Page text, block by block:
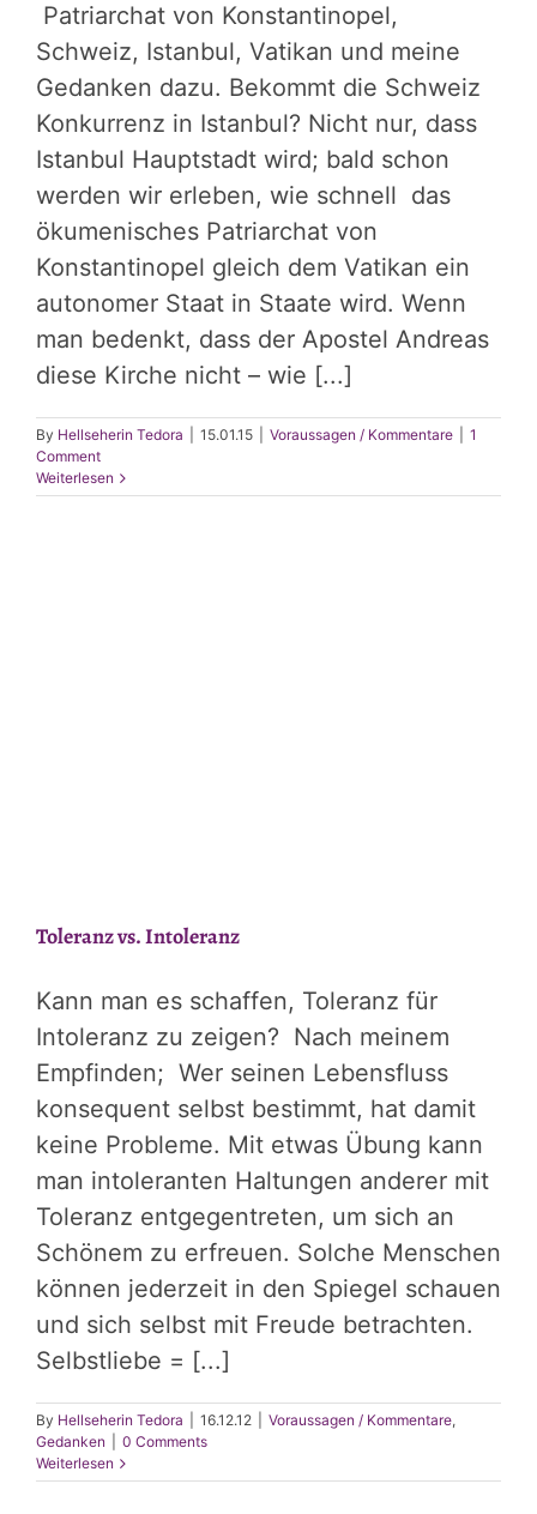
Patriarchat von Konstantinopel,
Schweiz, Istanbul, Vatikan und meine
Gedanken dazu. Bekommt die Schweiz
Konkurrenz in Istanbul? Nicht nur, dass
Istanbul Hauptstadt wird; bald schon
werden wir erleben, wie schnell das
ökumenisches Patriarchat von
Konstantinopel gleich dem Vatikan ein
autonomer Staat in Staate wird. Wenn
man bedenkt, dass der Apostel Andreas
diese Kirche nicht – wie [...]
By Hellseherin Tedora 15.01.15 Voraussagen / Kommentare
1
Comment
Weiterlesen
Toleranz vs. Intoleranz
Kann man es schaffen, Toleranz für
Intoleranz zu zeigen? Nach meinem
Empfinden; Wer seinen Lebensfluss
konsequent selbst bestimmt, hat damit
keine Probleme. Mit etwas Übung kann
man intoleranten Haltungen anderer mit
Toleranz entgegentreten, um sich an
Schönem zu erfreuen. Solche Menschen
können jederzeit in den Spiegel schauen
und sich selbst mit Freude betrachten.
Selbstliebe = [...]
By Hellseherin Tedora 16.12.12 Voraussagen / Kommentare,
Gedanken
0 Comments
Weiterlesen